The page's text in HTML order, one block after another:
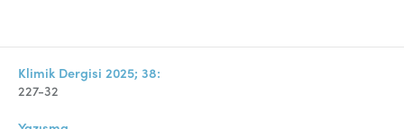
Klimik Dergisi 2025; 38:
227-32